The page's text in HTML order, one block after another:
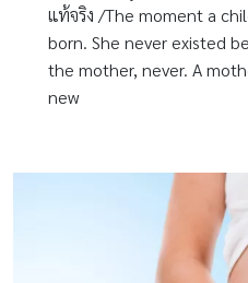
แท้จริง /The moment a
born. She never existed
the mother, never. A
new